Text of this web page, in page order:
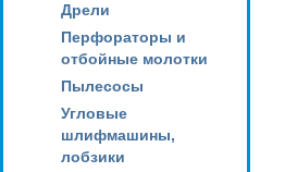
Дрели
Перфораторы и
отбойные молотки
Пылесосы
Угловые
шлифмашины,
лобзики